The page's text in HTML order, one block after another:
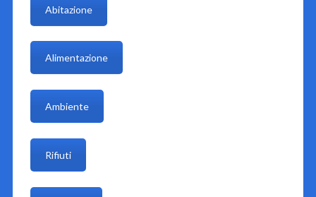
Abitazione
Alimentazione
Ambiente
Rifiuti